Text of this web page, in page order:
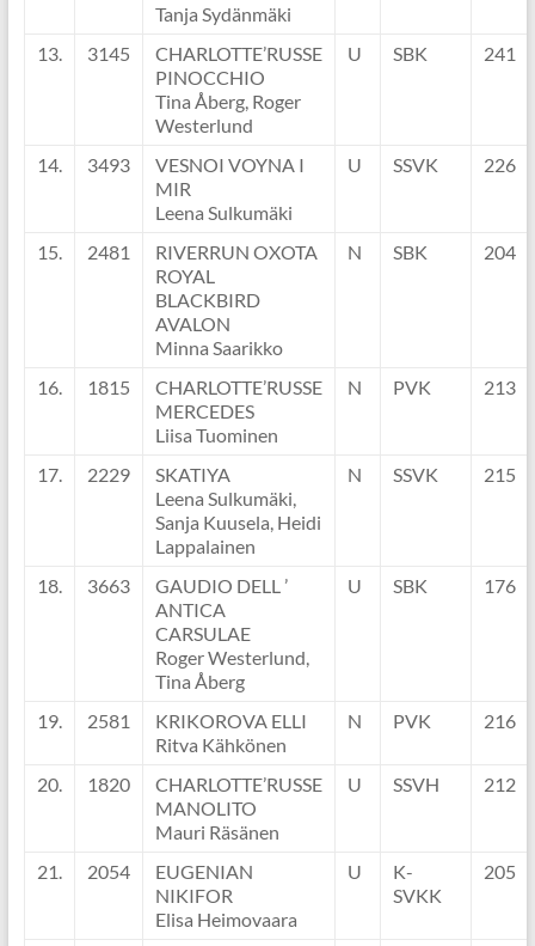
Tanja Sydänmäki
13.
3145
CHARLOTTE’RUSSE
PINOCCHIO
Tina Åberg, Roger
Westerlund
U SBK 241
14. 3493
VESNOI VOYNA I
MIR
Leena Sulkumäki
U SSVK 226
15. 2481
RIVERRUN OXOTA
ROYAL
BLACKBIRD
AVALON
Minna Saarikko
N SBK 204
16. 1815
CHARLOTTE’RUSSE
MERCEDES
Liisa Tuominen
N PVK 213
17. 2229
SKATIYA
Leena Sulkumäki,
Sanja Kuusela, Heidi
Lappalainen
N SSVK 215
18. 3663
GAUDIO DELL ’
ANTICA
CARSULAE
Roger Westerlund,
Tina Åberg
U SBK 176
19. 2581
KRIKOROVA ELLI
Ritva Kähkönen
N PVK 216
20. 1820
CHARLOTTE’RUSSE
MANOLITO
Mauri Räsänen
U SSVH 212
21. 2054
EUGENIAN
NIKIFOR
Elisa Heimovaara
U
K-
SVKK
205